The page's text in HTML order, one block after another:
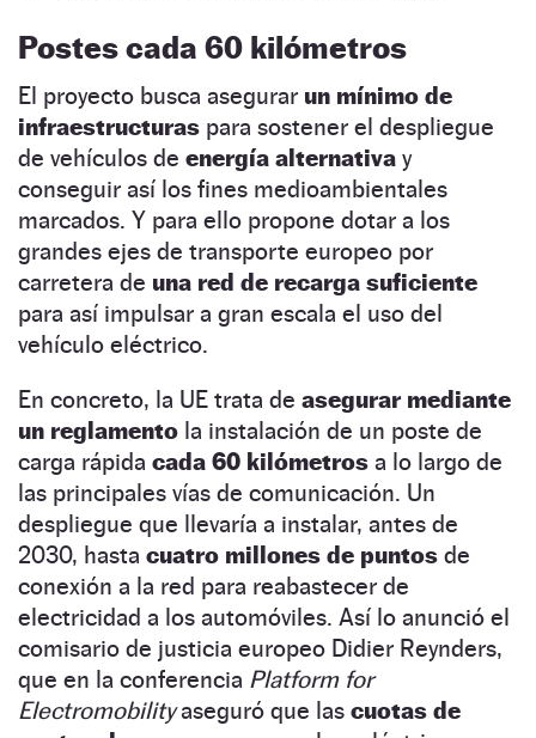
Postes cada 60 kilómetros
El proyecto busca asegurar un mínimo de
infraestructuras para sostener el despliegue
de vehículos de energía alternativa y
conseguir así los fines medioambientales
marcados. Y para ello propone dotar a los
grandes ejes de transporte europeo por
carretera de una red de recarga suficiente
para así impulsar a gran escala el uso del
vehículo eléctrico.
En concreto, la UE trata de asegurar mediante
un reglamento la instalación de un poste de
carga rápida cada 60 kilómetros a lo largo de
las principales vías de comunicación. Un
despliegue que llevaría a instalar, antes de
2030, hasta cuatro millones de puntos de
conexión a la red para reabastecer de
electricidad a los automóviles. Así lo anunció el
comisario de justicia europeo Didier Reynders,
que en la conferencia Platform for
Electromobilityaseguró que las cuotas de